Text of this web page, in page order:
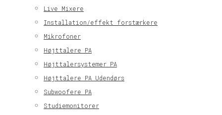
Live Mixere
Installation/effekt forstærkere
Mikrofoner
Højttalere PA
Højttalersystemer PA
Højttalere PA Udendørs
Subwoofere PA
Studiemonitorer